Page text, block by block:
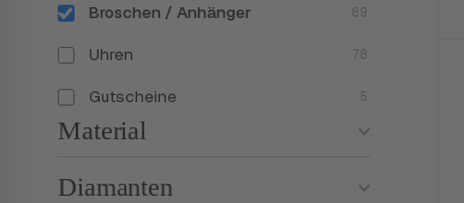
Broschen / Anhänger 89
Uhren 78
Gutscheine 5
Material
Diamanten